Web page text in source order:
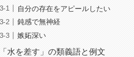
自分の存在をアピールしたい
鈍感で無神経
嫉妬深い
「水を差す」の類義語と例文